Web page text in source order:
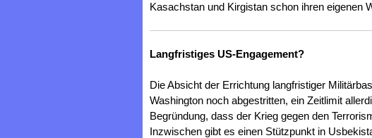
Kasachstan und Kirgistan schon ihren eigenen
Langfristiges US-Engagement?
Die Absicht der Errichtung langfristiger
Washington noch abgestritten, ein Zeitlimit
Begründung, dass der Krieg gegen den
Inzwischen gibt es einen Stützpunkt in